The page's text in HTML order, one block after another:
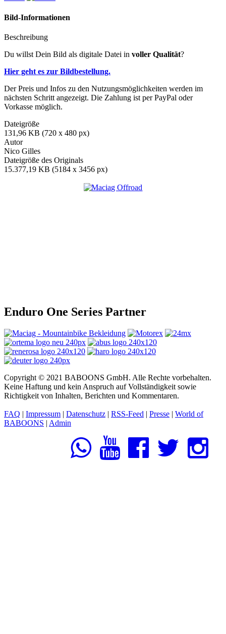
Bild-Informationen
Beschreibung
Du willst Dein Bild als digitale Datei in voller Qualität?
Hier geht es zur Bildbestellung.
Der Preis und Infos zu den Nutzungsmöglichkeiten werden im
nächsten Schritt angezeigt. Die Zahlung ist per PayPal oder
Vorkasse möglich.
Dateigröße
131,96 KB (720 x 480 px)
Autor
Nico Gilles
Dateigröße des Originals
15.377,19 KB (5184 x 3456 px)
Enduro One Series Partner
Copyright © 2021 BABOONS GmbH. Alle Rechte vorbehalten.
Keine Haftung und kein Anspruch auf Vollständigkeit sowie
Richtigkeit von Inhalten, Berichten und Kommentaren.
FAQ | Impressum | Datenschutz | RSS-Feed | Presse | World of
BABOONS | Admin